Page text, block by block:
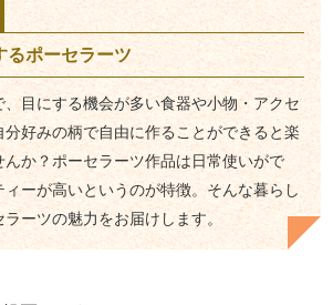
るポーセラーツ
、目にする機会が多い食器や小物・アクセ
好みの柄で自由に作ることができると楽
か？ポーセラーツ作品は日常使いがで
ーが高いというのが特徴。そんな暮らし
ーツの魅力をお届けします。